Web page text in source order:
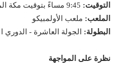
التوقيت:
الملعب: ملعب الأولمبيكو
البطولة: الجولة العاشرة - الدوري
نظرة على المواجهة